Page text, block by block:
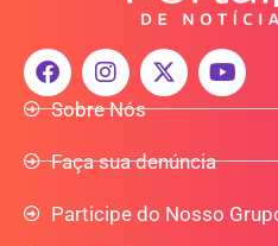
Sobre Nós
Faça sua denúncia
Participe do Nosso